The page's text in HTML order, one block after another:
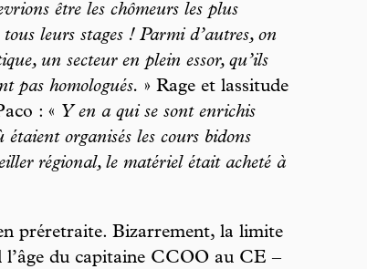
être les chômeurs les plus
leurs stages ! Parmi d’autres, on
un secteur en plein essor, qu’ils
pas homologués. » Rage et lassitude
: « Y en a qui se sont enrichis
organisés les cours bidons
régional, le matériel était acheté à
préretraite. Bizarrement, la limite
l’âge du capitaine CCOO au CE –